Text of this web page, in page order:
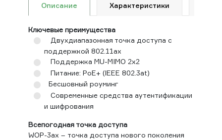
Описание Характеристики
Ключевые преимущества
Двухдиапазонная точка доступа с
поддержкой 802.11ax
Поддержка MU-MIMO 2x2
Питание: PoE+ (IEEE 802.3at)
Бесшовный роуминг
Современные средства аутентификации
и шифрования
Всепогодная точка доступа
WОP-3ax – точка доступа нового поколения